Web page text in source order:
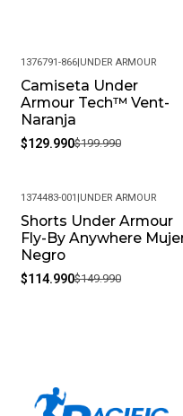
-35%
1376791-866| UNDER ARMOUR
Camiseta Under
Armour Tech™ Vent-
Naranja
$129.990$199.990
-23%
1374483-001 UNDER ARMOUR
Shorts Under Armour
Fly-By Anywhere
Negro
$114.990$149.990